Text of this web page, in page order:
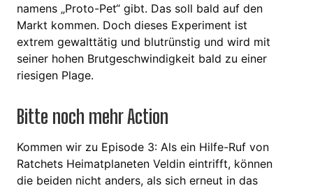
namens „Proto-Pet“ gibt. Das soll bald auf den
Markt kommen. Doch dieses Experiment ist
extrem gewalttätig und blutrünstig und wird mit
seiner hohen Brutgeschwindigkeit bald zu einer
riesigen Plage.
Bitte noch mehr Action
Kommen wir zu Episode 3: Als ein Hilfe-Ruf von
Ratchets Heimatplaneten Veldin eintrifft, können
die beiden nicht anders, als sich erneut in das